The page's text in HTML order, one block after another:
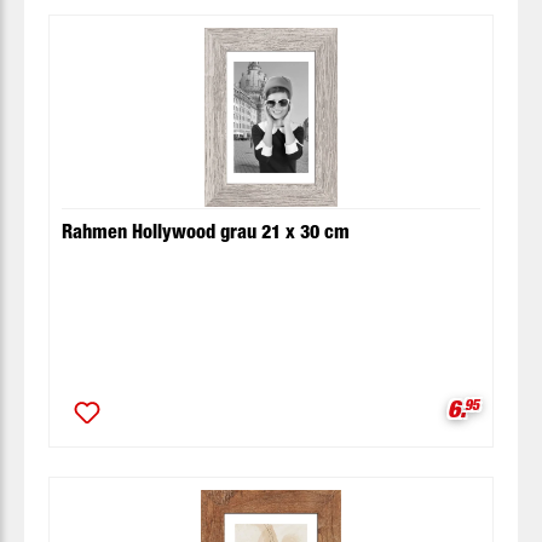
Rahmen Hollywood grau 21 x 30 cm
6.95